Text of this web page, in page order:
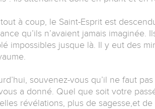
tout à coup, le Saint-Esprit est
qu’ils n’avaient jamais
impossibles jusque là. Il y eut des
souvenez-vous qu’il ne faut
a donné. Quel que soit votre
révélations, plus de sagesse,et